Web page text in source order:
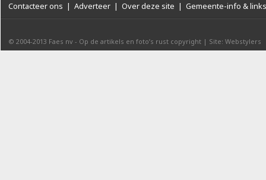
Contacteer ons | Adverteer | Over deze site | Gemeente-info & links
© 2004-2013 Faes nv - Op de artikels en foto’s rust copyright | Site: Webstylers